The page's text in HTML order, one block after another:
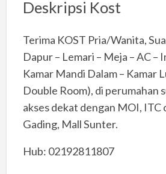
Deskripsi Kost
Terima KOST Pria/Wanita,
Dapur – Lemari – Meja – AC
Kamar Mandi Dalam – Kamar
Double Room), di perumahan
akses dekat dengan MOI, ITC
Gading, Mall Sunter.
Hub: 02192811807